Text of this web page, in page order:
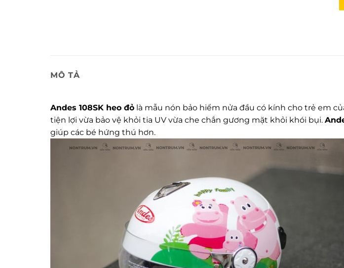
MÔ TẢ
Andes 108SK heo đỏ là mẫu nón bảo hiểm nửa đầu có kính cho trẻ em
tiện lợi vừa bảo vệ khỏi tia UV vừa che chắn gương mặt khỏi khói bụi.
giúp các bé hứng thú hơn.